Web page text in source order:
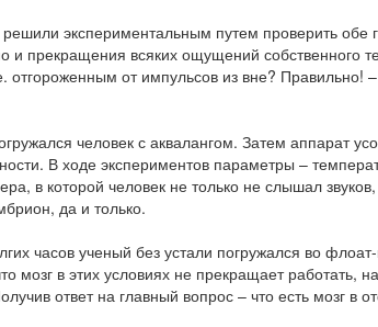
экспериментальным путем проверить обе
и прекращения всяких ощущений собственного
отгороженным от импульсов из вне?
человек с аквалангом. Затем аппарат
В ходе экспериментов параметры –
в которой человек не только не слышал
да и только.
часов ученый без устали погружался во
в этих условиях не прекращает работать,
ответ на главный вопрос – что есть мозг